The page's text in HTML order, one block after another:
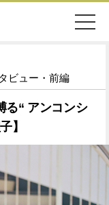
妊娠・出産
ワークスタイル
SDGs
ビュー・前編
る“ アンコンシ
】